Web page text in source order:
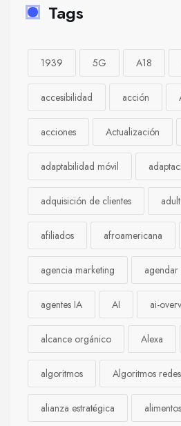
Tags
1939 5G A18
accesibilidad acción
acciones Actualización
adaptabilidad móvil
adquisición de clientes
afiliados afroamericana
agencia marketing agendar
agentes IA AI ai-
alcance orgánico Alexa
algoritmos Algoritmos
alianza estratégica alimentos